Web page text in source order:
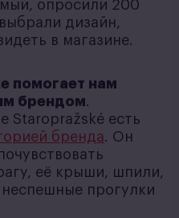
опросили 200
дизайн,
в магазине.
помогает нам
брендом.
Staropražské есть
бренда. Он
её крыши, шпили,
прогулки